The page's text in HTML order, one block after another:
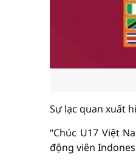
Sự lạc quan xuất
“Chúc U17 Việt
động viên